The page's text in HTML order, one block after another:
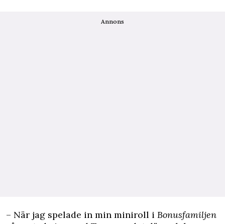
Annons
– När jag spelade in min miniroll i Bonusfamiljen